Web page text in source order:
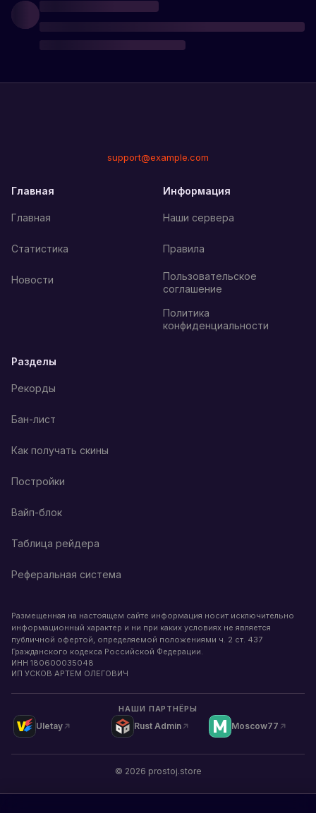
support@example.com
Главная
Главная
Статистика
Новости
Информация
Наши сервера
Правила
Пользовательское
соглашение
Политика
конфиденциальности
Разделы
Рекорды
Бан-лист
Как получать скины
Постройки
Вайп-блок
Таблица рейдера
Реферальная система
Размещенная на настоящем сайте информация носит исключительно
информационный характер и ни при каких условиях не является
публичной офертой, определяемой положениями ч. 2 ст. 437
Гражданского кодекса Российской Федерации.
ИНН 180600035048
ИП УСКОВ АРТЕМ ОЛЕГОВИЧ
НАШИ ПАРТНЁРЫ
Uletay Rust Admin Moscow77
© 2026 prostoj.store